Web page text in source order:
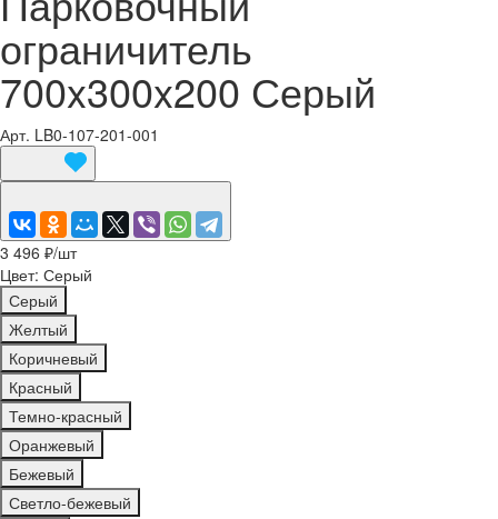
ограничитель
700x300x200 Серый
Арт. LB0-107-201-001
3 496 ₽/шт
Цвет: Серый
Серый
Желтый
Коричневый
Красный
Темно-красный
Оранжевый
Бежевый
Светло-бежевый